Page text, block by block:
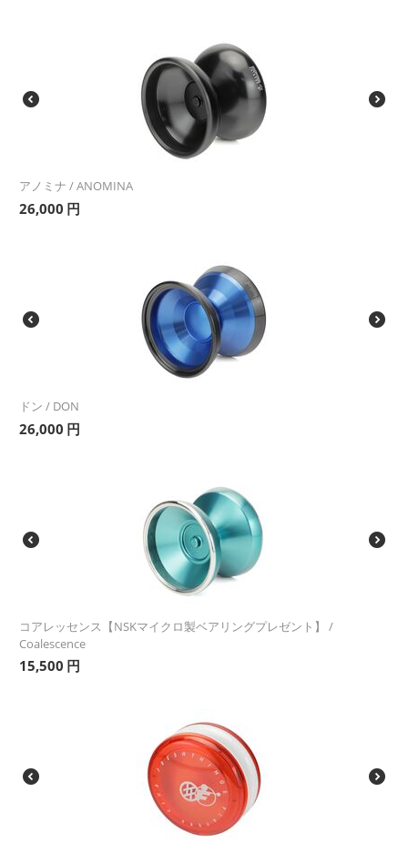
アノミナ / ANOMINA
26,000 円
ドン / DON
26,000 円
コアレッセンス【NSKマイクロ製ベアリングプレゼント】 /
Coalescence
15,500 円